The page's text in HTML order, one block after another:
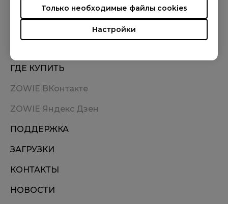
Настройки
Только необходимые файлы cookies
ГДЕ КУПИТЬ
ZOWIE ВКонтакте
ZOWIE Яндекс Дзен
ПОДДЕРЖКА
ЗАГРУЗКИ
КОНТАКТЫ
НОВОСТИ